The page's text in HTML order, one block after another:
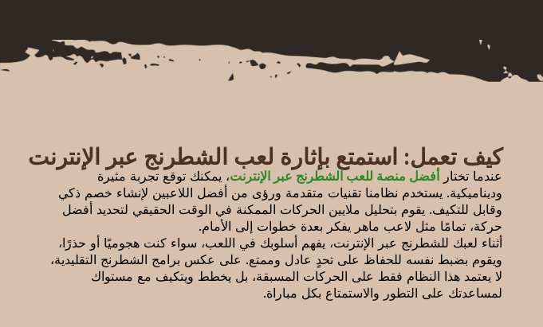
كيف تعمل: استمتع بإثارة لعب الشطرنج عبر الإنترنت
عندما تختارأفضل منصة للعب الشطرنج عبر الإنترنت، يمكنك توقع تجربة مثيرة
وديناميكية. يستخدم نظامنا تقنيات متقدمة ورؤى من أفضل اللاعبين لإنشاء خصم ذكي
وقابل للتكيف. يقوم بتحليل ملايين الحركات الممكنة في الوقت الحقيقي لتحديد أفضل
حركة، تمامًا مثل لاعب ماهر يفكر بعدة خطوات إلى الأمام.
أثناء لعبك للشطرنج عبر الإنترنت، يفهم أسلوبك في اللعب، سواء كنت هجوميًا أو حذرًا،
ويقوم بضبط نفسه للحفاظ على تحدٍ عادل وممتع. على عكس برامج الشطرنج التقليدية،
لا يعتمد هذا النظام فقط على الحركات المسبقة، بل يخطط ويتكيف مع مستواك
لمساعدتك على التطور والاستمتاع بكل مباراة.